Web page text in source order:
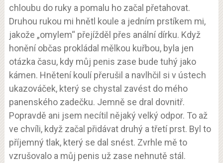
chloubu do ruky a pomalu ho začal přetahovat.
Druhou rukou mi hnětl koule a jedním prstíkem mi,
jakože „omylem“ přejížděl přes anální dírku. Když
honění občas prokládal mělkou kuřbou, byla jen
otázka času, kdy můj penis zase bude tuhý jako
kámen. Hnětení koulí přerušil a navlhčil si v ústech
ukazováček, který se chystal zavést do mého
panenského zadečku. Jemně se dral dovnitř.
Popravdě ani jsem necítil nějaký velký odpor. To až
ve chvíli, když začal přidávat druhý a třetí prst. Byl to
příjemný tlak, který se dal snést. Zvrhle mě to
vzrušovalo a můj penis už zase nehnutě stál.